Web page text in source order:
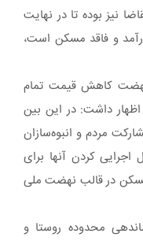
نیز بوده تا در نهایت
و فاقد مسکن است،
نهضت کاهش قیمت تمام
اظهار داشت: در این بین
مردم و انبوه‌سازان
اجرایی کردن آنها برای
در قالب نهضت ملی
محدوده روستا و